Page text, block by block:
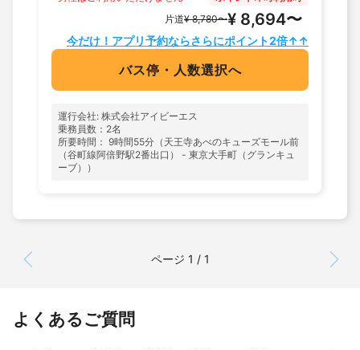
片道¥ 8,780〜¥ 8,694〜
今だけ！アプリ予約ならさらにポイント2倍↑↑
バス停・人数選択へ
運行会社: 株式会社アイビーエス
乗務員数：2名
所要時間： 9時間55分（天王寺あべのキューズモール前
（谷町線阿倍野駅2番出口） - 東京大手町（グランキュ
ーブ））
ページ 1 / 1
よくあるご質問